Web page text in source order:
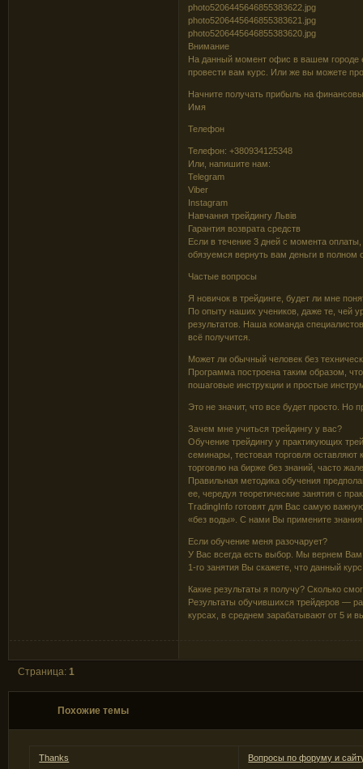
photo5206445646855383622.jpg
photo5206445646855383621.jpg
photo5206445646855383620.jpg
Внимание
На данный момент офис в вашем городе
провести вам курс. Или же вы можете
Начните получать прибыль на
Имя
Телефон
Телефон: +380934125348
Или, напишите нам:
Telegram
Viber
Instagram
Навчання трейдингу Львів
Гарантия возврата средств
Если в течение 3 дней с момента
обязуемся вернуть вам деньги в полном
Частые вопросы
Я новичок в трейдинге, будет ли мне
По опыту наших учеников, даже те, чей
результатов. Наша команда
всё получится.
Может ли обычный человек без
Программа построена таким образом,
пошаговые инструкции и простые
Это не значит, что все будет просто. Но
Зачем мне учиться трейдингу у вас?
Обучение трейдингу у практикующих
семинары, тестовая торговля
торговлю на бирже без знаний, часто
Правильная методика обучения
ее, чередуя теоретические занятия с
TradingInfo готовят для Вас самую
«без воды». С нами Вы примените знания
Если обучение меня разочарует?
У Вас всегда есть выбор. Мы вернем Вам
1-го занятия Вы скажете, что данный
Какие результаты я получу? Сколько
Результаты обучившихся трейдеров —
курсах, в среднем зарабатывают от 5 и
Страница: 1
Похожие темы
Thanks Вопросы по форуму и